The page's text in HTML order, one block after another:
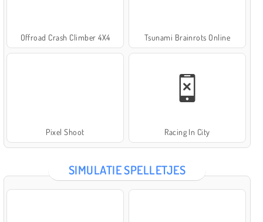
Offroad Crash Climber 4X4 Tsunami Brainrots Online
Pixel Shoot Racing In City
SIMULATIE SPELLETJES